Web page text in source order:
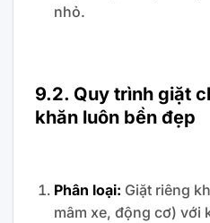
nhỏ.
9.2. Quy trình giặt
khăn luôn bền đẹp
Phân loại: Giặt riêng
mâm xe, động cơ) với